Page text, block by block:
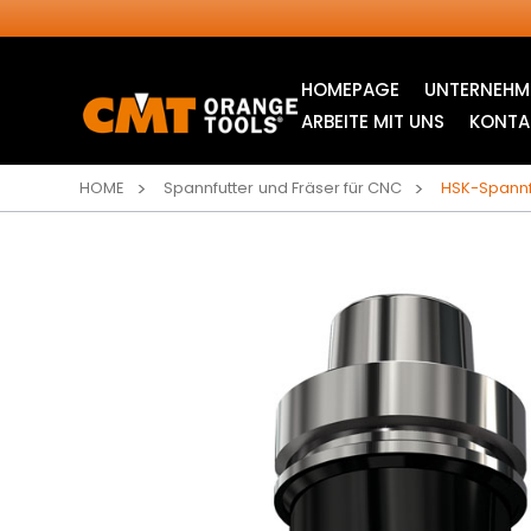
HOMEPAGE
STICHSÄGEBLÄTTER
ARBEITE MIT UNS
HOME Spannfutter und Fräser für CNC HSK-